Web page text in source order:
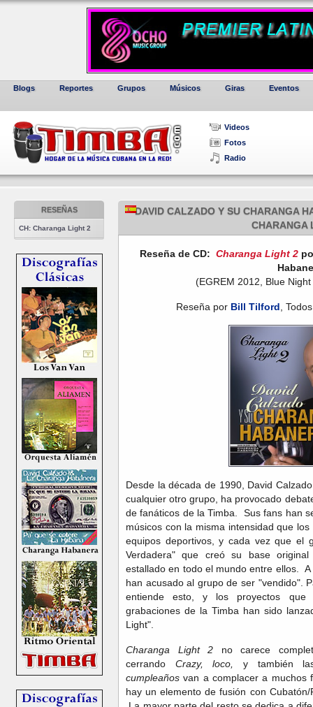
Blogs Reportes Grupos Músicos Giras Eventos
Videos
Fotos
Radio
RESEÑAS
CH: Charanga Light 2
DAVID CALZADO Y SU CHARANGA
CHARANGA
Reseña de CD: Charanga Light 2
(EGREM 2012, Blue
Reseña por Bill Tilford ,
Desde la década de 1990, David
cualquier otro grupo, ha provocado
de fanáticos de la Timba. Sus fans han
músicos con la misma intensidad que
equipos deportivos, y cada vez que el
Verdadera" que creó su base
estallado en todo el mundo entre ellos.
han acusado al grupo de ser "vendido".
entiende esto, y los proyectos que
grabaciones de la Timba han sido
Light".
Charanga Light 2 no carece
cerrando Crazy, loco, y también
cumpleaños van a complacer a muchos
hay un elemento de fusión con